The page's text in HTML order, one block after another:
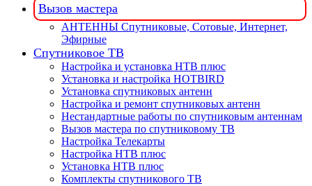
Вызов мастера
АНТЕННЫ Спутниковые, Сотовые, Интернет,
Эфирные
Спутниковое ТВ
Настройка и установка НТВ плюс
Установка и настройка HOTBIRD
Установка спутниковых антенн
Настройка и ремонт спутниковых антенн
Нестандартные работы по спутниковым антеннам
Вызов мастера по спутниковому ТВ
Настройка Телекарты
Настройка НТВ плюс
Установка НТВ плюс
Комплекты спутникового ТВ